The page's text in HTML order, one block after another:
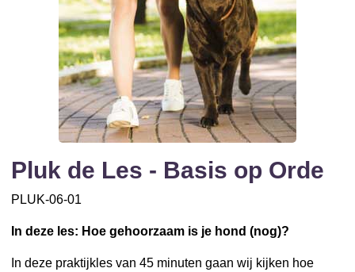
Pluk de Les - Basis op Orde
PLUK-06-01
In deze les: Hoe gehoorzaam is je hond (nog)?
In deze praktijkles van 45 minuten gaan wij kijken hoe